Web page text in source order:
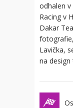
odhalen
Racing v
Dakar
Lavička,
na